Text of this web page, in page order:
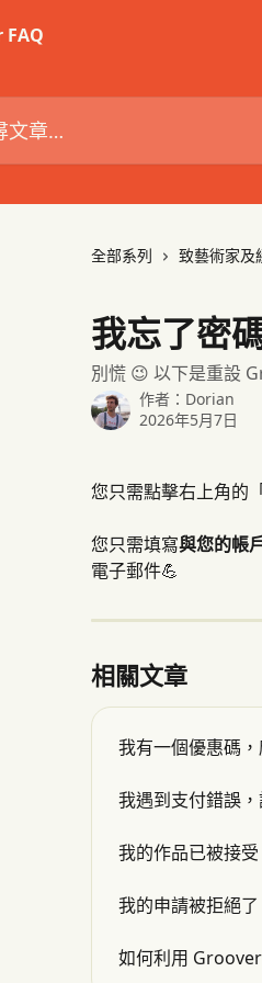
全部系列 致藝術家及
我忘了密
別慌 😉 以下是重設
作者： Dorian
2026年5月7日
您只需點擊右上角的
您只需填寫與您的帳
電子郵件💪
相關文章
我有一個優惠碼
我遇到支付錯誤，
我的作品已被接
我的申請被拒絕
如何利用